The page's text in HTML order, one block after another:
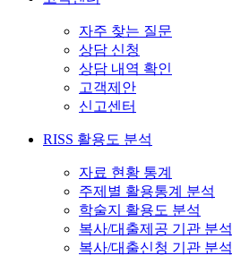
자주 찾는 질문
상담 신청
상담 내역 확인
고객제안
신고센터
RISS 활용도 분석
자료 현황 통계
주제별 활용통계 분석
학술지 활용도 분석
복사/대출제공 기관 분석
복사/대출신청 기관 분석